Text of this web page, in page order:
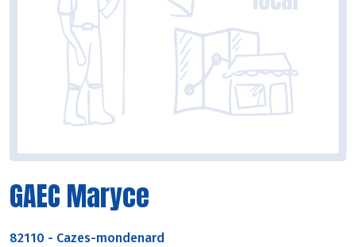
GAEC Maryce
82110 - Cazes-mondenard